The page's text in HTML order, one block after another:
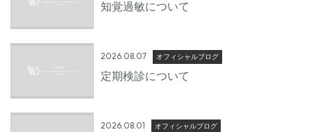
知覚過敏について
2026.08.07 オフィシャルブログ
定期検診について
2026.08.01 オフィシャルブログ